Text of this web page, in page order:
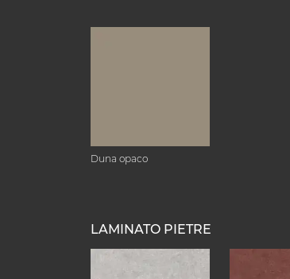
Duna opaco
LAMINATO PIETRE